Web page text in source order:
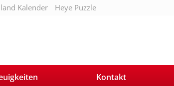
Kalender Heye Puzzle
Kontakt